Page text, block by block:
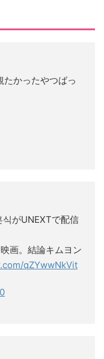
たかったやつばっ
がUNEXTで配信
画。結論キムヨン
qZYwwNkVit